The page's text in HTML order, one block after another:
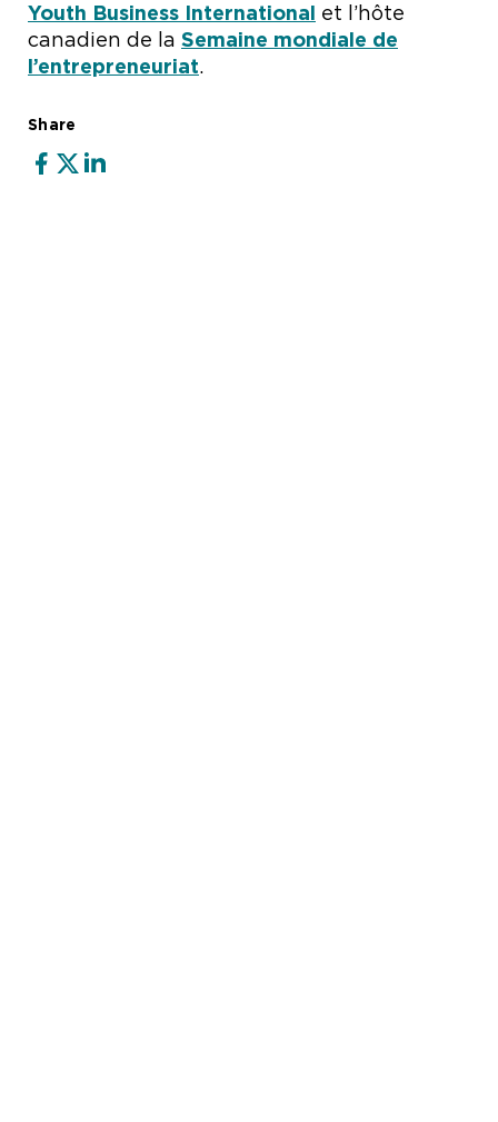
Youth Business International et l’hôte
canadien de la Semaine mondiale de
l’entrepreneuriat.
Share